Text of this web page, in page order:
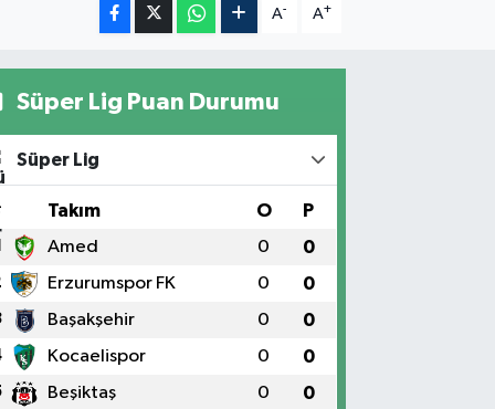
A- A+
Süper Lig Puan Durumu
Süper Lig
Takım O P
Amed 0 0
Erzurumspor FK 0 0
Başakşehir 0 0
Kocaelispor 0 0
Beşiktaş 0 0